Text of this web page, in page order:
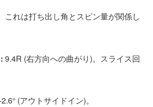
これは打ち出 し角とス ピン量が関係し
: 9.4R (右方向への曲がり)。 スライ ス回
2.6° (アウ トサイ ドイ ン)。